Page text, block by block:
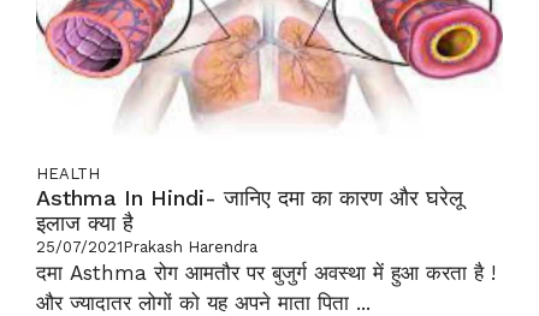
HEALTH
Asthma In Hindi- जानिए दमा का कारण और घरेलू
इलाज क्या है
25/07/2021Prakash Harendra
दमा Asthma रोग आमतौर पर बुजुर्ग अवस्था में हुआ करता है !
और ज्यादातर लोगों को यह अपने माता पिता ...